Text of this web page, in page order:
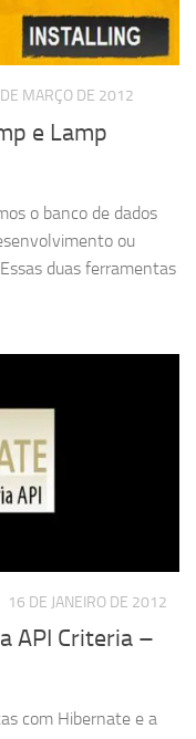
MARÇO DE 2012
e Lamp
o banco de dados
ou
duas ferramentas
16 DE JANEIRO DE 2012
API Criteria –
com Hibernate e a